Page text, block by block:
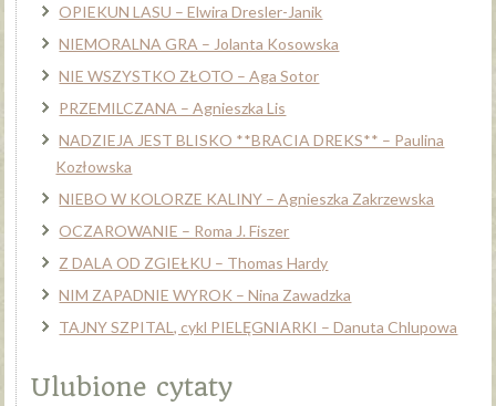
OPIEKUN LASU – Elwira Dresler-Janik
NIEMORALNA GRA – Jolanta Kosowska
NIE WSZYSTKO ZŁOTO – Aga Sotor
PRZEMILCZANA – Agnieszka Lis
NADZIEJA JEST BLISKO **BRACIA DREKS** – Paulina
Kozłowska
NIEBO W KOLORZE KALINY – Agnieszka Zakrzewska
OCZAROWANIE – Roma J. Fiszer
Z DALA OD ZGIEŁKU – Thomas Hardy
NIM ZAPADNIE WYROK – Nina Zawadzka
TAJNY SZPITAL, cykl PIELĘGNIARKI – Danuta Chlupowa
Ulubione cytaty